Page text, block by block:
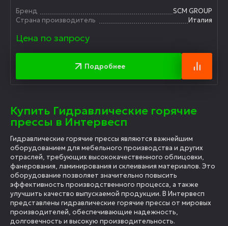
Бренд
SCM GROUP
Страна производитель
Италия
Цена по запросу
Подробнее
Купить Гидравлические горячие
прессы в Интервесп
Гидравлические горячие прессы являются важнейшим
оборудованием для мебельного производства и других
отраслей, требующих высококачественного облицовки,
фанерования, ламинирования и склеивания материалов. Это
оборудование позволяет значительно повысить
эффективность производственного процесса, а также
улучшить качество выпускаемой продукции. В Интервесп
представлены гидравлические горячие прессы от мировых
производителей, обеспечивающие надежность,
долговечность и высокую производительность.